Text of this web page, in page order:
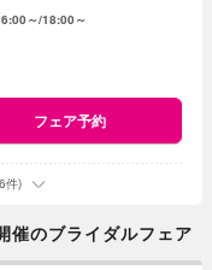
～ 18:00～
フェア予約
件)
のブライダルフェア